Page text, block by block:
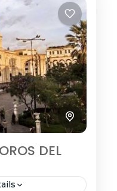
DEL